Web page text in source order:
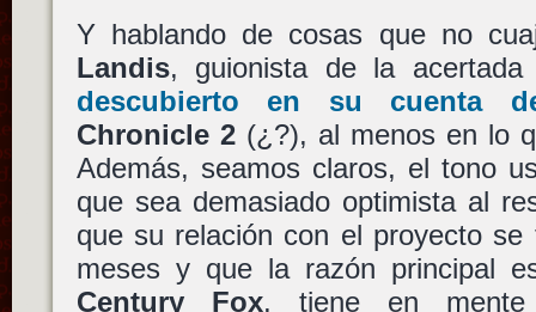
Y hablando de cosas que no
Landis, guionista de la
descubierto en su cuenta
Chronicle 2(¿?), al menos en lo
Además, seamos claros, el tono
que sea demasiado optimista al
que su relación con el proyecto
meses y que la razón principal
Century Fox, tiene en mente